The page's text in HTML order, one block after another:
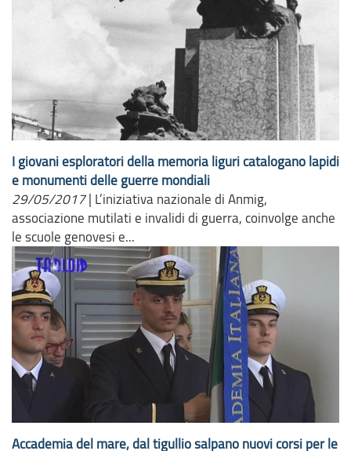
I giovani esploratori della memoria liguri catalogano lapidi
e monumenti delle guerre mondiali
29/05/2017 | L’iniziativa nazionale di Anmig,
associazione mutilati e invalidi di guerra, coinvolge anche
le scuole genovesi e...
Accademia del mare, dal tigullio salpano nuovi corsi per le